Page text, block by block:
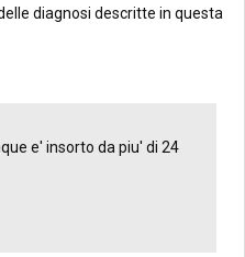
diagnosi descritte in questa
e' insorto da piu' di 24